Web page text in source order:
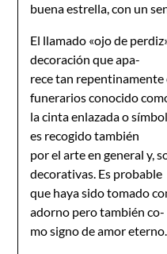
buena estrella, con un
El llamado «ojo de
decoración que apa-
rece tan repentinamente
funerarios conocido
la cinta enlazada o
es recogido también
por el arte en general y,
decorativas. Es probable
que haya sido tomado
adorno pero también co-
mo signo de amor eterno.